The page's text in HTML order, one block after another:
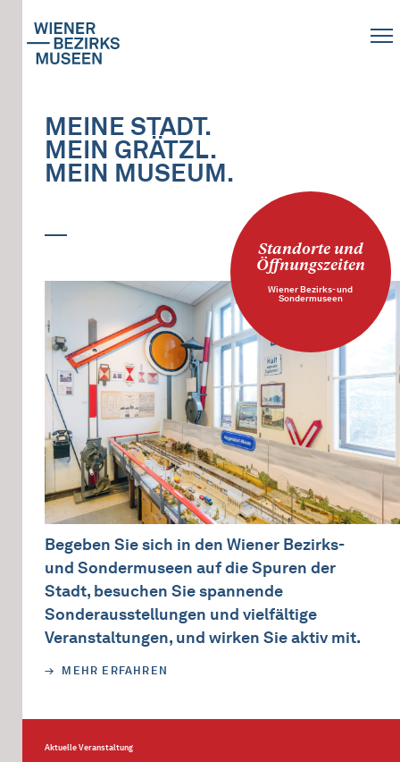
MEINE STADT.
MEIN GRÄTZL.
MEIN MUSEUM.
Standorte und
Öffnungszeiten
–
Wiener Bezirks- und
Sondermuseen
Begeben Sie sich in den Wiener Bezirks-
und Sondermuseen auf die Spuren der
Stadt, besuchen Sie spannende
Sonderausstellungen und vielfältige
Veranstaltungen, und wirken Sie aktiv mit.
MEHR ERFAHREN
Aktuelle Veranstaltung